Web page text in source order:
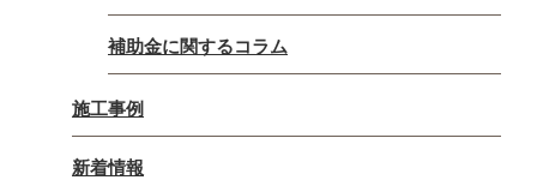
補助金に関するコラム
施工事例
新着情報